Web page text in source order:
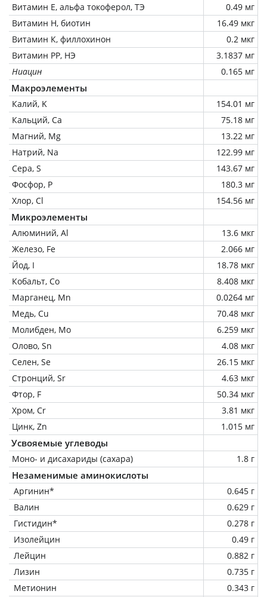
Витамин Е, альфа токоферол, ТЭ
0.49 мг
Витамин Н, биотин
16.49 мкг
Витамин К, филлохинон
0.2 мкг
Витамин РР, НЭ
3.1837 мг
Ниацин
0.165 мг
Макроэлементы
Калий, K
154.01 мг
Кальций, Ca
75.18 мг
Магний, Mg
13.22 мг
Натрий, Na
122.99 мг
Сера, S
143.67 мг
Фосфор, P
180.3 мг
Хлор, Cl
154.56 мг
Микроэлементы
Алюминий, Al
13.6 мкг
Железо, Fe
2.066 мг
Йод, I
18.78 мкг
Кобальт, Co
8.408 мкг
Марганец, Mn
0.0264 мг
Медь, Cu
70.48 мкг
Молибден, Mo
6.259 мкг
Олово, Sn
4.08 мкг
Селен, Se
26.15 мкг
Стронций, Sr
4.63 мкг
Фтор, F
50.34 мкг
Хром, Cr
3.81 мкг
Цинк, Zn
1.015 мг
Усвояемые углеводы
Моно- и дисахариды (сахара) 1.8 г
Незаменимые аминокислоты
Аргинин*
0.645 г
Валин
0.629 г
Гистидин*
0.278 г
Изолейцин
0.49 г
Лейцин
0.882 г
Лизин
0.735 г
Метионин
0.343 г